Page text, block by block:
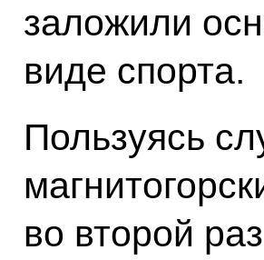
заложили
виде спорта.
Пользуясь
во второй